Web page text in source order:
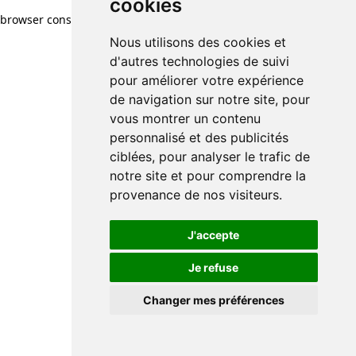
cookies
Nous utilisons des cookies et
d'autres technologies de suivi
pour améliorer votre expérience
de navigation sur notre site, pour
vous montrer un contenu
personnalisé et des publicités
ciblées, pour analyser le trafic de
notre site et pour comprendre la
provenance de nos visiteurs.
J'accepte
Je refuse
Changer mes préférences
browser console for more information)